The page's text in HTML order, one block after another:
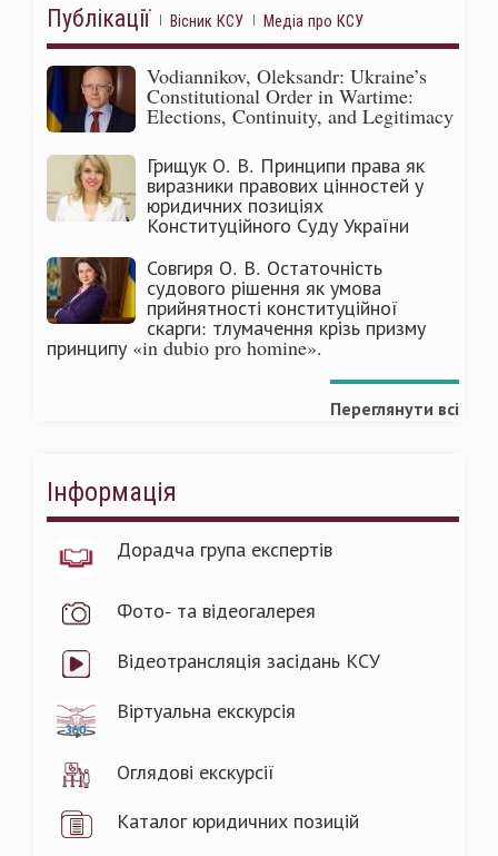
Публікації Вісник КСУ Медіа про КСУ
Vodiannikov, Oleksandr: Ukraine’s
Constitutional Order in Wartime:
Elections, Continuity, and Legitimacy
Грищук О. В. Принципи права як
виразники правових цінностей у
юридичних позиціях
Конституційного Суду України
Совгиря О. В. Остаточність
судового рішення як умова
прийнятності конституційної
скарги: тлумачення крізь призму
принципу «in dubio pro homine».
Переглянути всі
Інформація
Дорадча група експертів
Фото- та відеогалерея
Відеотрансляція засідань КСУ
Віртуальна екскурсія
Оглядові екскурсії
Каталог юридичних позицій